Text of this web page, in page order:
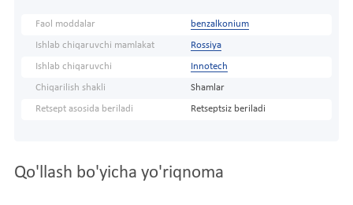
Faol moddalar benzalkonium
Ishlab chiqaruvchi mamlakat Rossiya
Ishlab chiqaruvchi Innotech
Chiqarilish shakli Shamlar
Retsept asosida beriladi Retseptsiz beriladi
Qo'llash bo'yicha yo'riqnoma